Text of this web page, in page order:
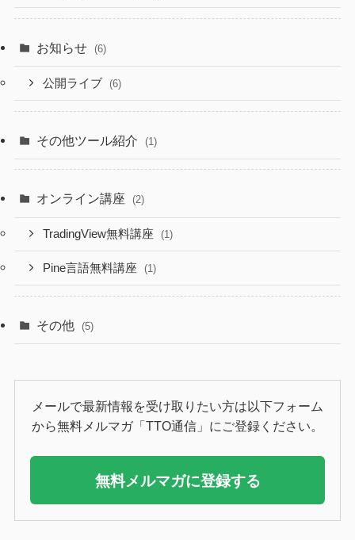
お知らせ (6)
公開ライブ (6)
その他ツール紹介 (1)
オンライン講座 (2)
TradingView無料講座 (1)
Pine言語無料講座 (1)
その他 (5)
メールで最新情報を受け取りたい方は以下フォーム
から無料メルマガ「TTO通信」にご登録ください。
無料メルマガに登録する